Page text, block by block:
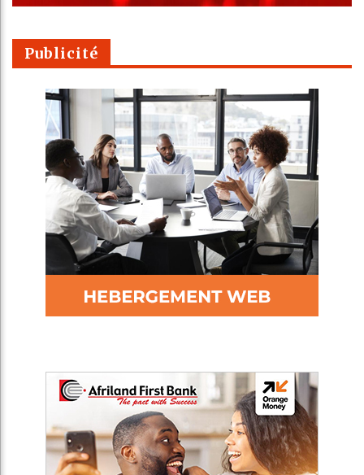
Publicité